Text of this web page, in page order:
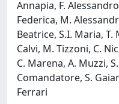
Annapia, F.
Federica, M.
Beatrice, S.I. Maria, T.
Calvi, M. Tizzoni, C.
C. Marena, A. Muzzi,
Comandatore, S.
Ferrari